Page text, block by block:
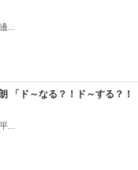
...
「ド～なる？！ド～する？！
...